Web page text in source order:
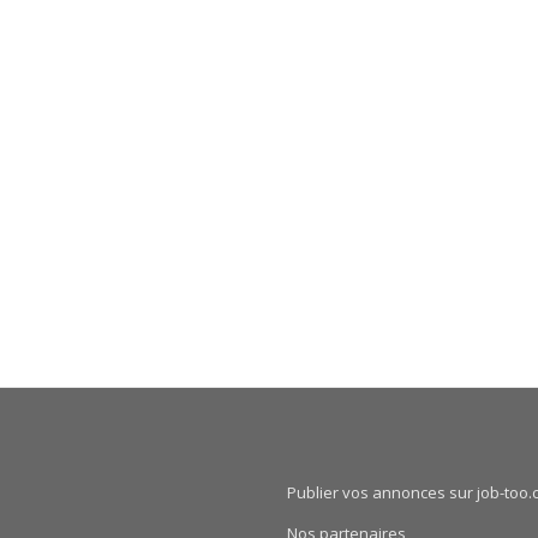
Publier vos annonces sur job-
Nos partenaires